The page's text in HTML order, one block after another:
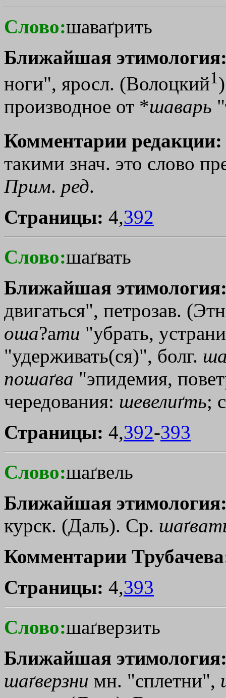
Слово:шаваґрить
Ближайшая
ноги", яросл. (Волоцкий1
производное от *шаварь
Комментарии редакции:
такими знач. это слово
Прим. ред.
Страницы: 4,392
Слово:шаґвать
Ближайшая
двигаться", петрозав.
оша?ати "убрать,
"удерживать(ся)", болг.
пошаґва "эпидемия,
чередования: шевелиґть;
Страницы: 4,392-393
Слово:шаґвель
Ближайшая
курск. (Даль). Ср.
Комментарии
Страницы: 4,393
Слово:шаґверзить
Ближайшая
шаґверзни мн. "сплетни",